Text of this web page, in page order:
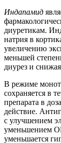
Индапамид
диуретикам.
натрия в
увеличению
меньшей
диурез и
В режиме
сохраняется в
препарата в
действие.
с улучшением
уменьшением
уменьшается